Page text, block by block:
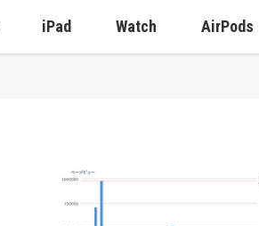
iPad Watch AirPods